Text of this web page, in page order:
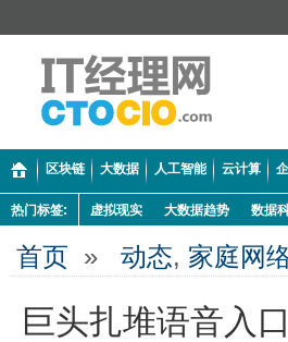
区块链 大数据 人工智能 云计算
热门标签: 虚拟现实 大数据趋势 数据
首页 » 动态, 家庭网
巨头扎堆语音入